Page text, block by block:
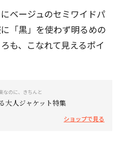
ベージュのセミワイドパ
「黒」を使わず明るめの
も、こなれて見えるポイ
なのに、きちんと
大人ジャケット特集
ショップで見る